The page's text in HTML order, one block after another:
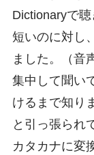
Dictionaryで
短いのに対し
ました。（音
集中して聞い
けるまで知り
と引っ張られ
カタカナに変